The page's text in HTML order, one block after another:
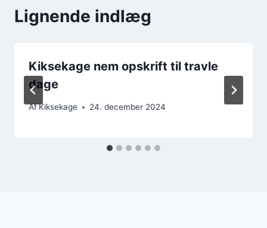
Lignende indlæg
Kiksekage nem opskrift til travle
dage
AfKiksekage 24. december 2024